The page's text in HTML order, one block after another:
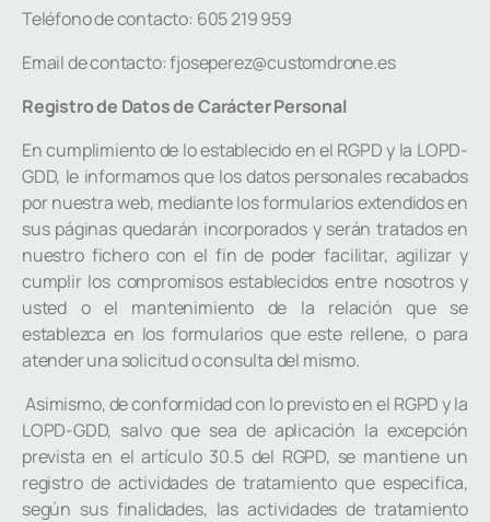
Teléfono de contacto: 605 219 959
Email de contacto: fjoseperez@customdrone.es
Registro de Datos de Carácter Personal
En cumplimiento de lo establecido en el RGPD y la LOPD-
GDD, le informamos que los datos personales recabados
por nuestra web, mediante los formularios extendidos en
sus páginas quedarán incorporados y serán tratados en
nuestro fichero con el fin de poder facilitar, agilizar y
cumplir los compromisos establecidos entre nosotros y
usted o el mantenimiento de la relación que se
establezca en los formularios que este rellene, o para
atender una solicitud o consulta del mismo.
Asimismo, de conformidad con lo previsto en el RGPD y la
LOPD-GDD, salvo que sea de aplicación la excepción
prevista en el artículo 30.5 del RGPD, se mantiene un
registro de actividades de tratamiento que especifica,
según sus finalidades, las actividades de tratamiento